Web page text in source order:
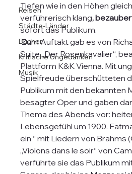
Reisen
Städte-Länder
Bücher
Kritische Ungedanken
Musik
Tiefen wie in den Höhen
verführerisch klang,
sofort das Publikum.
Zum Auftakt gab es von Richard Strauss die
Suite „Der Rosenkavalier“,
Plattform K&K Vienna. Mit
Spielfreude überschütteten
Publikum mit den bekannten
besagter Oper und gaben
Thema des Abends vor:
Lebensgefühl um 1900.
ein “ mit Liedern von Brahms
„Violons dans le soir“ von
verführte sie das Publikum